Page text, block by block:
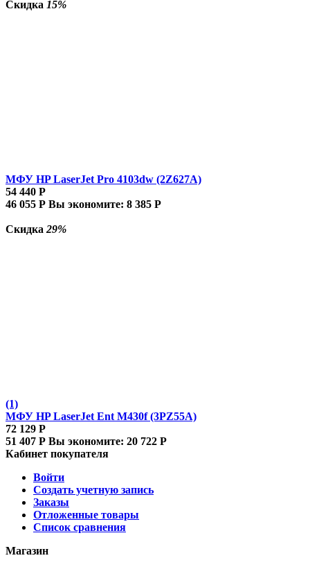
Скидка 15%
МФУ HP LaserJet Pro 4103dw (2Z627A)
54 440 Р
46 055 Р Вы экономите: 8 385 Р
Скидка 29%
(1)
МФУ HP LaserJet Ent M430f (3PZ55A)
72 129 Р
51 407 Р Вы экономите: 20 722 Р
Кабинет покупателя
Войти
Создать учетную запись
Заказы
Отложенные товары
Список сравнения
Магазин